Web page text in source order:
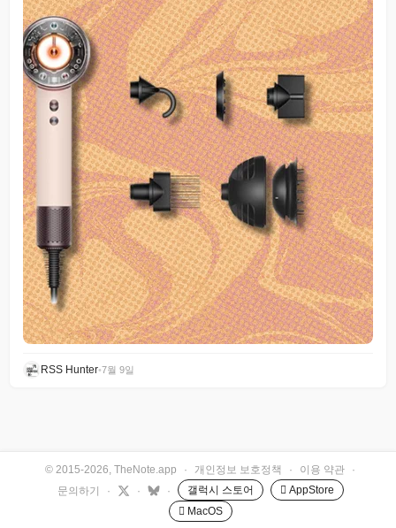
RSS Hunter•7월 9일
© 2015-2026, TheNote.app · 개인정보 보호정책 · 이용 약관
·
문의하기
· · · 갤럭시 스토어
 AppStore
 MacOS